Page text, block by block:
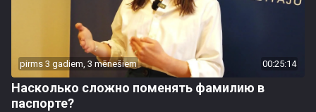
pirms 3 gadiem, 3 mēnešiem 00:25:14
Насколько сложно поменять фамилию в
паспорте?